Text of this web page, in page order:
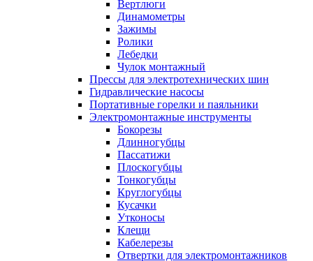
Вертлюги
Динамометры
Зажимы
Ролики
Лебедки
Чулок монтажный
Прессы для электротехнических шин
Гидравлические насосы
Портативные горелки и паяльники
Электромонтажные инструменты
Бокорезы
Длинногубцы
Пассатижи
Плоскогубцы
Тонкогубцы
Круглогубцы
Кусачки
Утконосы
Клещи
Кабелерезы
Отвертки для электромонтажников